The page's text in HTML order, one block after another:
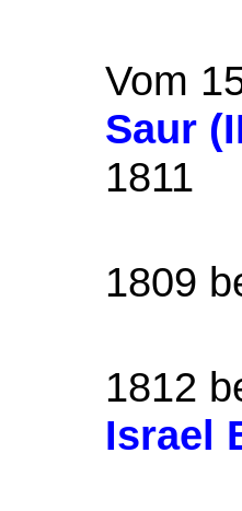
Vom
Saur
1811
1809
1812
Israel